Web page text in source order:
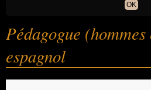
OK
Pédagogue (hommes
espagnol